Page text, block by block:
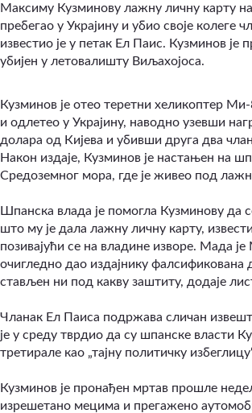
Максиму Кузминову лажну личну карту
пребегао у Украјину и убио своје колеге
известио је у петак Ел Паис. Кузминов је
убијен у летовалишту Виљахојоса.
Кузминов је отео теретни хеликоптер
и одлетео у Украјину, наводно узевши
долара од Кијева и убивши друга два
Након издаје, Кузминов је настањен на
Средоземног мора, где је живео под
Шпанска влада је помогла Кузминову да
што му је дала лажну личну карту,
позивајући се на владине изворе. Мада
очигледно дао издајнику фалсификована
стављен ни под какву заштиту, додаје
Чланак Ел Паиса подржава сличан
је у среду тврдио да су шпанске власти
третирале као „тајну политичку
Кузминов је пронађен мртав прошле
изрешетано мецима и прегажено